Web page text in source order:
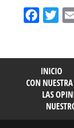
Fa
ok
T
er
INICIO
CON
LAS